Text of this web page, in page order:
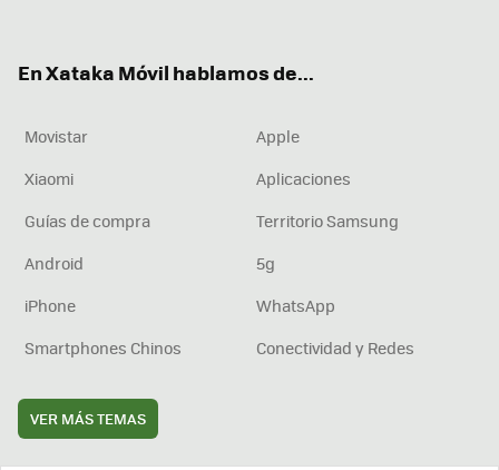
En Xataka Móvil hablamos de...
Movistar
Apple
Xiaomi
Aplicaciones
Guías de compra
Territorio Samsung
Android
5g
iPhone
WhatsApp
Smartphones Chinos
Conectividad y Redes
VER MÁS TEMAS